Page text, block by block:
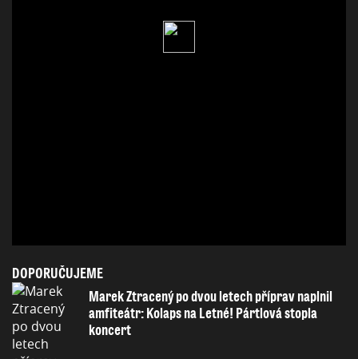
DOPORUČUJEME
Marek Ztracený po dvou letech příprav naplnil
amfiteátr: Kolaps na Letné! Pártlová stopla
koncert